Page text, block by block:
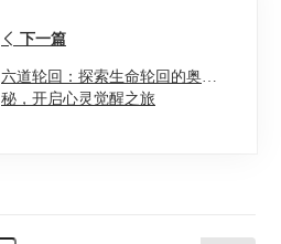
下一篇
六道轮回：探索生命轮回的奥
秘，开启心灵觉醒之旅